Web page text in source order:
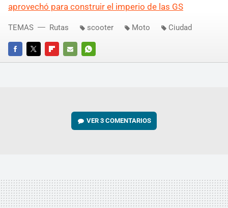
aprovechó para construir el imperio de las GS
FACEBOOKTWITTERFLIPBOARD
E-
WHATSAPP
TEMAS Rutas scooter Moto Ciudad
VER3 COMENTARIOS